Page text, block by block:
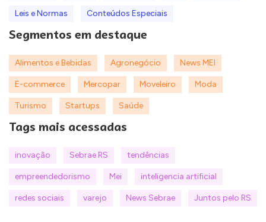
Leis e Normas Conteúdos Especiais
Segmentos em destaque
Alimentos e Bebidas Agronegócio News MEI
E-commerce Mercopar Moveleiro Moda
Turismo Startups Saúde
Tags mais acessadas
inovação Sebrae RS tendências
empreendedorismo Mei inteligencia artificial
redes sociais varejo News Sebrae Juntos pelo RS